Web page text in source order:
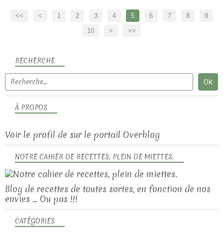
<< < 1 2 3 4 5 6 7 8
9
10
20
30
> >>
RECHERCHE
NOTRE CAHIER DE RECETTES, PLEIN DE MIETTES.
Blog de recettes de toutes sortes, en fonction de nos
envies ... Ou pas !!!
À PROPOS
Voir le profil de sur le portail Overblog
CATÉGORIES